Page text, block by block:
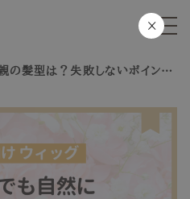
の髪型は？失敗しないポイント
×